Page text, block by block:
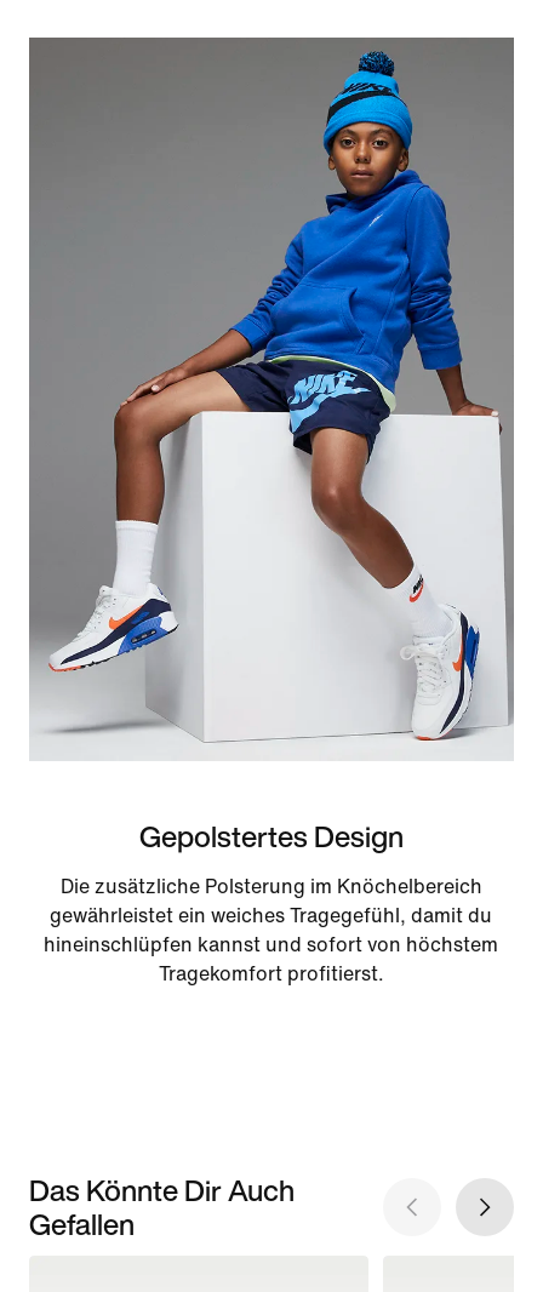
Gepolstertes Design
Die zusätzliche Polsterung im Knöchelbereich
gewährleistet ein weiches Tragegefühl, damit du
hineinschlüpfen kannst und sofort von höchstem
Tragekomfort profitierst.
Das Könnte Dir Auch
Gefallen